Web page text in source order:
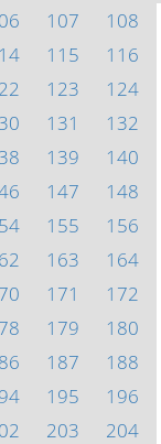
107
108
115
116
123
124
131
132
139
140
147
148
155
156
163
164
171
172
179
180
187
188
195
196
203
204